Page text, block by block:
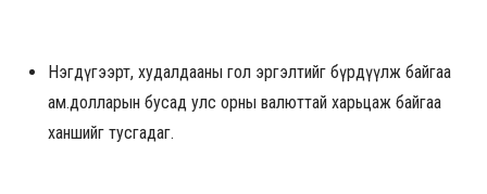
Нэгдүгээрт, худалдааны гол эргэлтийг бүрдүүлж байгаа
ам.долларын бусад улс орны валюттай харьцаж байгаа
ханшийг тусгадаг.